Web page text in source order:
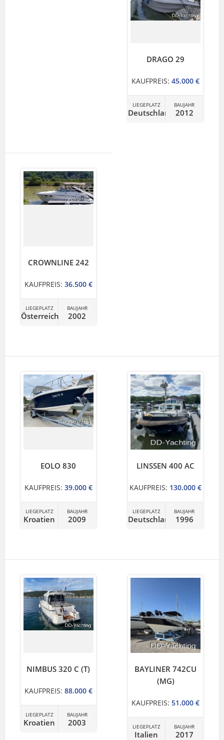
DRAGO 29
KAUFPREIS: 45.000 €
LIEGEPLATZ
Deutschland
BAUJAHR
2012
CROWNLINE 242
KAUFPREIS: 36.500 €
LIEGEPLATZ
Österreich
BAUJAHR
2002
EOLO 830
KAUFPREIS: 39.000 €
LIEGEPLATZ
Kroatien
BAUJAHR
2009
LINSSEN 400 AC
KAUFPREIS: 130.000 €
LIEGEPLATZ
Deutschland
BAUJAHR
1996
NIMBUS 320 C (T)
KAUFPREIS: 88.000 €
LIEGEPLATZ
Kroatien
BAUJAHR
2003
BAYLINER 742CU
(MG)
KAUFPREIS: 51.000 €
LIEGEPLATZ
Italien
BAUJAHR
2017